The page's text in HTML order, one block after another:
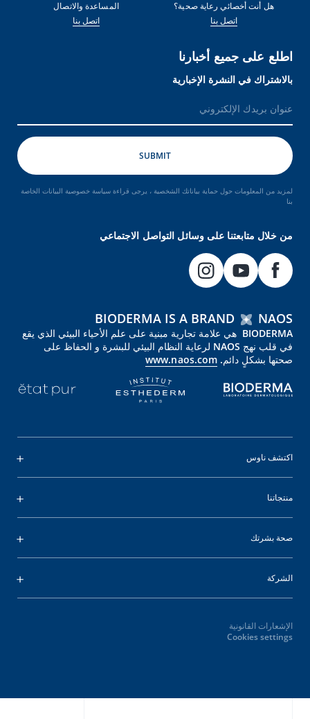
هل أنت أخصائي رعاية صحية؟
اتصل بنا
المساعدة والاتصال
اتصل بنا
اطلع على جميع أخبارنا
بالاشتراك في النشرة الإخبارية
لمزيد من المعلومات حول حماية بياناتك الشخصية ، يرجى قراءة سياسة خصوصية البيانات الخاصة
بنا
من خلال متابعتنا على وسائل التواصل الاجتماعي
BIODERMA IS A BRAND NAOS
BIODERMA هي علامة تجارية مبنية على علم الأحياء البيئي الذي يقع
في قلب نهج NAOS لرعاية النظام البيئي للبشرة و الحفاظ على
صحتها بشكلٍ دائم. www.naos.com
اكتشف ناوس
منتجاتنا
صحة بشرتك
الشركة
الإشعارات القانونية
Cookies settings